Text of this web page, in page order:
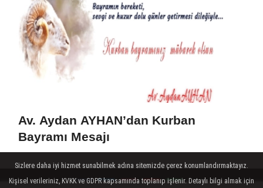
Av. Aydan AYHAN’dan Kurban
Bayramı Mesajı
Sizlere daha iyi hizmet sunabilmek adına sitemizde çerez konumlandırmaktayız.
Kişisel verileriniz, KVKK ve GDPR kapsamında toplanıp işlenir. Detaylı bilgi almak için